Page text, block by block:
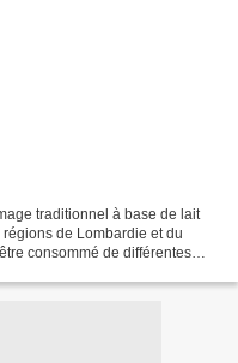
traditionnel à base de lait
de Lombardie et du
consommé de différentes